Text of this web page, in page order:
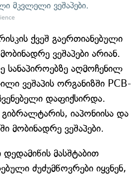
მკვლელი ვეშაპები.
ქვეშ გაერთიანებული
ვეშაპები არიან.
სანაპიროებზე აღმოჩენილ
ვეშაპის ორგანიზში PCB-
დაფიქსირდა.
გიბრალტარის, იაპონიისა და
მობინადრე ვეშაპები.
მასშტაბით
ძუძუმწოვრები იყვნენ,